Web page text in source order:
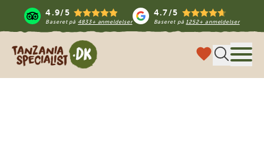
4.9/5
Baseret på 4833+ anmeldelser
4.7/5
Baseret på1252+ anmeldelser
Tanzania Specialist